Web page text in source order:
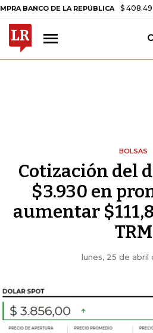
DE LA REPÚBLICA $ 408.498,97 +$
BOLSAS
Cotización del
$3.930 en
aumentar
TRM
lunes, 25 de abril